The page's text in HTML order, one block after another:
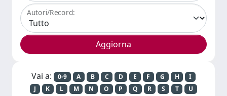
Autori/Record:
Vai a: 0-9 A B C D E F G H
I
J
K L M N O P Q R S T
U